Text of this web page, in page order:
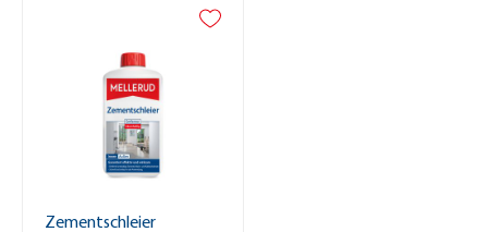
Zementschleier